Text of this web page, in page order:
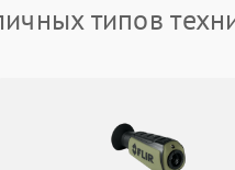
типов